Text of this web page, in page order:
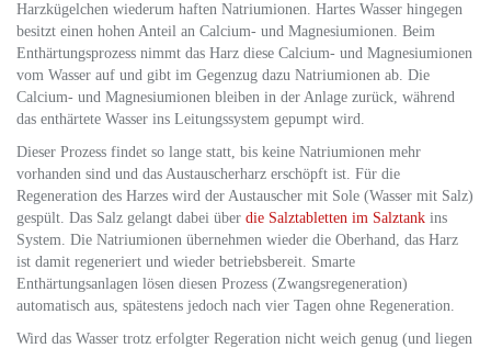
Harzkügelchen wiederum haften Natriumionen. Hartes Wasser hingegen
besitzt einen hohen Anteil an Calcium- und Magnesiumionen. Beim
Enthärtungsprozess nimmt das Harz diese Calcium- und Magnesiumionen
vom Wasser auf und gibt im Gegenzug dazu Natriumionen ab. Die
Calcium- und Magnesiumionen bleiben in der Anlage zurück, während
das enthärtete Wasser ins Leitungssystem gepumpt wird.
Dieser Prozess findet so lange statt, bis keine Natriumionen mehr
vorhanden sind und das Austauscherharz erschöpft ist. Für die
Regeneration des Harzes wird der Austauscher mit Sole (Wasser mit Salz)
gespült. Das Salz gelangt dabei über die Salztabletten im Salztank ins
System. Die Natriumionen übernehmen wieder die Oberhand, das Harz
ist damit regeneriert und wieder betriebsbereit. Smarte
Enthärtungsanlagen lösen diesen Prozess (Zwangsregeneration)
automatisch aus, spätestens jedoch nach vier Tagen ohne Regeneration.
Wird das Wasser trotz erfolgter Regeration nicht weich genug (und liegen